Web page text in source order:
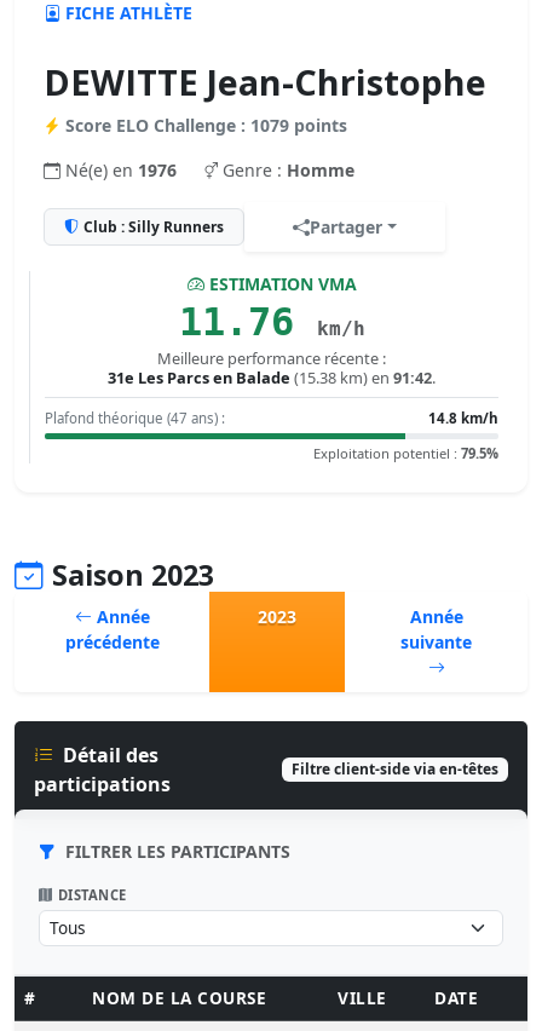
FICHE ATHLÈTE
DEWITTE Jean-Christophe
Score ELO Challenge : 1079 points
Né(e) en 1976 Genre : Homme
Club : Silly Runners Partager
ESTIMATION VMA
11.76 km/h
Meilleure performance récente :
31e Les Parcs en Balade (15.38 km) en 91:42.
Plafond théorique (47 ans) :
14.8 km/h
Exploitation potentiel : 79.5%
Saison 2023
Année
précédente
2023
Année
suivante
Détail des
participations
Filtre client-side via en-têtes
FILTRER LES PARTICIPANTS
DISTANCE
# NOM DE LA COURSE VILLE DATE